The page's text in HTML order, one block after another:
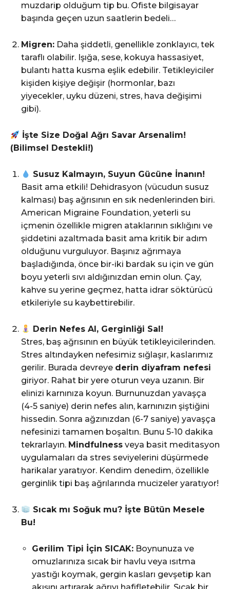
muzdarip olduğum tip bu. Ofiste bilgisayar
başında geçen uzun saatlerin bedeli…
Migren: Daha şiddetli, genellikle zonklayıcı, tek
taraflı olabilir. Işığa, sese, kokuya hassasiyet,
bulantı hatta kusma eşlik edebilir. Tetikleyiciler
kişiden kişiye değişir (hormonlar, bazı
yiyecekler, uyku düzeni, stres, hava değişimi
gibi).
İşte Size Doğal Ağrı Savar Arsenalim!
(Bilimsel Destekli!)
Susuz Kalmayın, Suyun Gücüne İnanın!
Basit ama etkili! Dehidrasyon (vücudun susuz
kalması) baş ağrısının en sık nedenlerinden biri.
American Migraine Foundation, yeterli su
içmenin özellikle migren ataklarının sıklığını ve
şiddetini azaltmada basit ama kritik bir adım
olduğunu vurguluyor. Başınız ağrımaya
başladığında, önce bir-iki bardak su için ve gün
boyu yeterli sıvı aldığınızdan emin olun. Çay,
kahve su yerine geçmez, hatta idrar söktürücü
etkileriyle su kaybettirebilir.
Derin Nefes Al, Gerginliği Sal!
Stres, baş ağrısının en büyük tetikleyicilerinden.
Stres altındayken nefesimiz sığlaşır, kaslarımız
gerilir. Burada devreye derin diyafram nefesi
giriyor. Rahat bir yere oturun veya uzanın. Bir
elinizi karnınıza koyun. Burnunuzdan yavaşça
(4-5 saniye) derin nefes alın, karnınızın şiştiğini
hissedin. Sonra ağzınızdan (6-7 saniye) yavaşça
nefesinizi tamamen boşaltın. Bunu 5-10 dakika
tekrarlayın. Mindfulness veya basit meditasyon
uygulamaları da stres seviyelerini düşürmede
harikalar yaratıyor. Kendim denedim, özellikle
gerginlik tipi baş ağrılarında mucizeler yaratıyor!
Sıcak mı Soğuk mu? İşte Bütün Mesele
Bu!
Gerilim Tipi İçin SICAK: Boynunuza ve
omuzlarınıza sıcak bir havlu veya ısıtma
yastığı koymak, gergin kasları gevşetip kan